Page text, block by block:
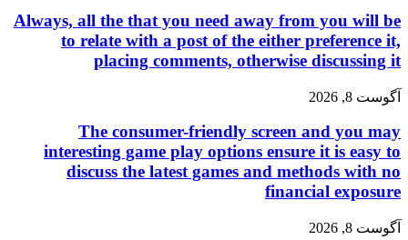
Always, all the that you need away from you will be
to relate with a post of the either preference it,
placing comments, otherwise discussing it
آگوست 8, 2026
The consumer-friendly screen and you may
interesting game play options ensure it is easy to
discuss the latest games and methods with no
financial exposure
آگوست 8, 2026